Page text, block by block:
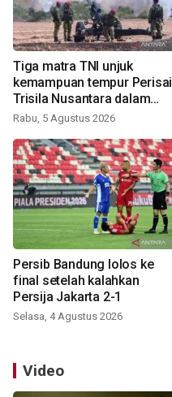
Tiga matra TNI unjuk
kemampuan tempur Perisai
Trisila Nusantara dalam
latihan di Kepri
Rabu, 5 Agustus 2026
Persib Bandung lolos ke
final setelah kalahkan
Persija Jakarta 2-1
Selasa, 4 Agustus 2026
Video